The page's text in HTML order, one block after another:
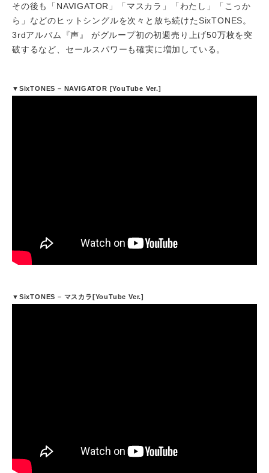
その後も「NAVIGATOR」「マスカラ」「わたし」「こっか
ら」などのヒットシングルを次々と放ち続けたSixTONES。
3rdアルバム『声』 がグループ初の初週売り上げ50万枚を突
破するなど、セールスパワーも確実に増加している。
▼SixTONES – NAVIGATOR [YouTube Ver.]
▼SixTONES – マスカラ[YouTube Ver.]